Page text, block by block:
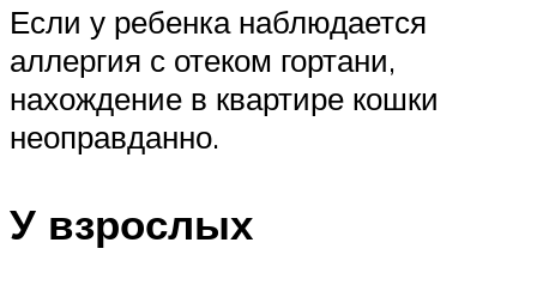
Если у ребенка наблюдается
аллергия с отеком гортани,
нахождение в квартире кошки
неоправданно.
У взрослых